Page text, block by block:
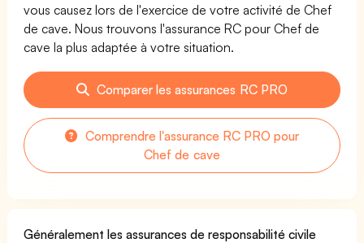
vous causez lors de l'exercice de votre activité de Chef
de cave. Nous trouvons l'assurance RC pour Chef de
cave la plus adaptée à votre situation.
Comparer les assurances RC PRO
Comprendre l'assurance RC PRO pour
Chef de cave
Généralement les assurances de responsabilité civile